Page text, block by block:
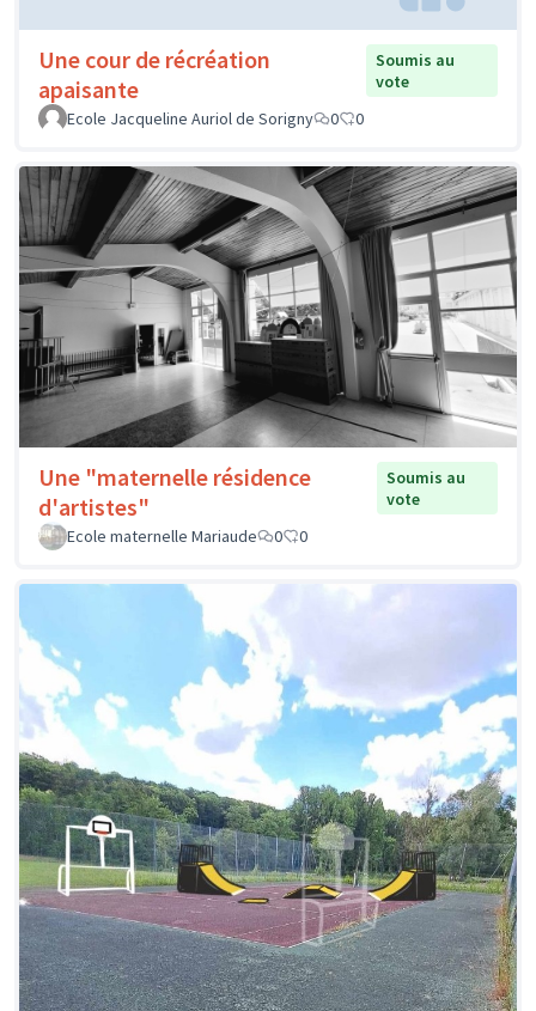
Une cour de récréation
apaisante
Soumis au
vote
Ecole Jacqueline Auriol de Sorigny
0 0
Une "maternelle résidence
d'artistes"
Soumis au
vote
Ecole maternelle Mariaude
0 0